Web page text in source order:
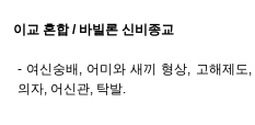
이교 혼합 / 바빌론 신비종교
- 여신숭배, 어미와 새끼 형상, 고해제도
의자, 어신관, 탁발.